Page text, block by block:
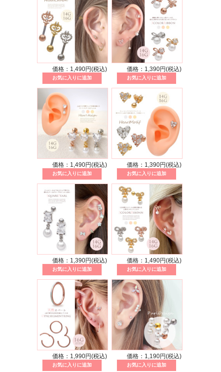
価格：1,490円(税込) 価格：1,390円(税込)
価格：1,490円(税込) 価格：1,390円(税込)
価格：1,390円(税込) 価格：1,490円(税込)
価格：1,990円(税込) 価格：1,190円(税込)